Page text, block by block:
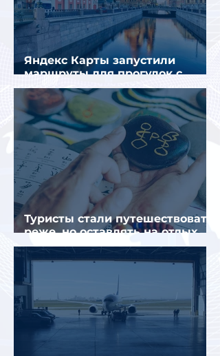
Яндекс Карты запустили
маршруты для прогулок с
описанием и аудиогидом
Туристы стали путешествовать
реже, но оставлять на отдых
почти на 40% больше